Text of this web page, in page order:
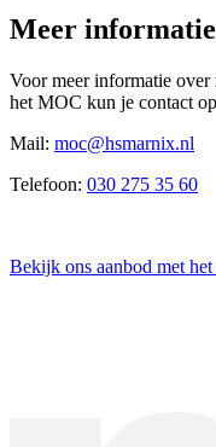
Meer informatie
Voor meer informatie
het MOC kun je contact
Mail: moc@hsmarnix.nl
Telefoon: 030 275 35 60
Bekijk ons aanbod met het